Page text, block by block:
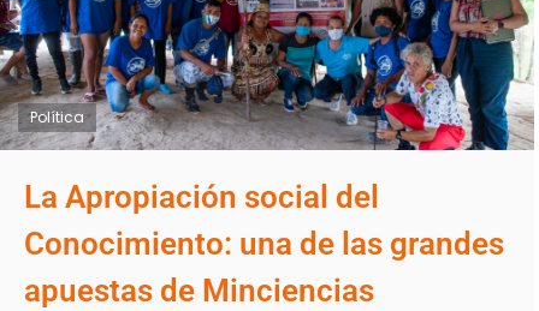
Política
La Apropiación social del
Conocimiento: una de las grandes
apuestas de Minciencias